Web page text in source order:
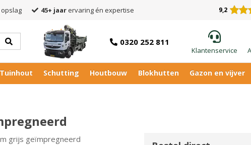
45+ jaar ervaring én expertise 9,2
0320 252 811
Klantenservice
Tuinhout Schutting Houtbouw Blokhutten Gazon en vijver
grijs geïmpregneerd